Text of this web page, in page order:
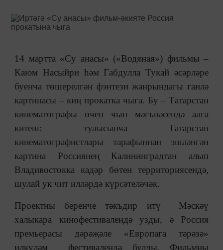
14 мартта «Су анасы» («Водяная») фильмы ‒
Каюм Насыйри һәм Габдулла Тукай әсәрләре
буенча төшерелгән фэнтези жанрындагы гаилә
картинасы ‒ киң прокатка чыга. Бу ‒ Татарстан
кинематографы өчен чын мәгънәсендә алга
китеш: тулысынча Татарстан
кинематографистлары тарафыннан эшләнгән
картина Россиянең Калининградтан алып
Владивостокка кадәр бөтен территориясендә,
шулай ук чит илләрдә күрсәтеләчәк.
Проектны беренче тәкъдир итү Мәскәү
халыкара кинофестивалендә узды, ә Россия
премьерасы дәрәҗәле «Европага тәрәзә»
илкүләм фестивалендә булды. Фильмны